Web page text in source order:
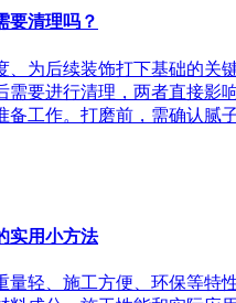
要清理吗？
、为后续装饰打下基础的
要进行清理，两者直接
工作。打磨前，需确认腻
实用小方法
轻、施工方便、环保等